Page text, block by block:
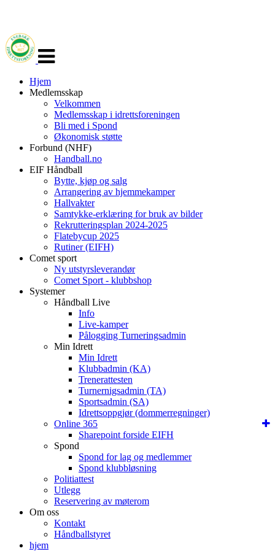
navigasjon
Hjem
Medlemsskap
Velkommen
Medlemsskap i idrettsforeningen
Bli med i Spond
Økonomisk støtte
Forbund (NHF)
Handball.no
EIF Håndball
Bytte, kjøp og salg
Arrangering av hjemmekamper
Hallvakter
Samtykke-erklæring for bruk av bilder
Rekrutteringsplan 2024-2025
Flatebycup 2025
Rutiner (EIFH)
Comet sport
Ny utstyrsleverandør
Comet Sport - klubbshop
Systemer
Håndball Live
Info
Live-kamper
Pålogging Turneringsadmin
Min Idrett
Min Idrett
Klubbadmin (KA)
Trenerattesten
Turnernigsadmin (TA)
Sportsadmin (SA)
Idrettsoppgjør (dommerregninger)
Online 365
Sharepoint forside EIFH
Spond
Spond for lag og medlemmer
Spond klubbløsning
Politiattest
Utlegg
Reservering av møterom
Om oss
Kontakt
Håndballstyret
hjem